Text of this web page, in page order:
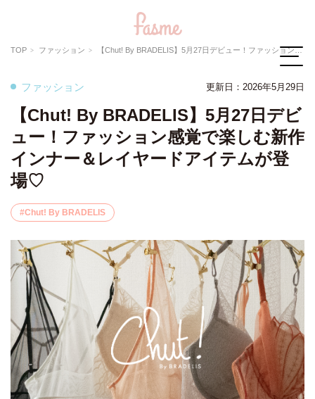
TOP ファッション 【Chut! By BRADELIS】5月27日デビュー！ファッション感覚で楽しむ新作インナー＆レイヤードアイテムが登場♡
ファッション 更新日： 2026年5月29日
【Chut! By BRADELIS】5月27日デビ
ュー！ファッション感覚で楽しむ新作
インナー＆レイヤードアイテムが登
場♡
Chut! By BRADELIS